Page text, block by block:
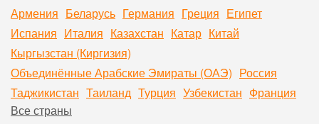
Армения Беларусь Германия Греция Египет
Испания Италия Казахстан Катар Китай
Кыргызстан (Киргизия)
Объединённые Арабские Эмираты (ОАЭ) Россия
Таджикистан Таиланд Турция Узбекистан Франция
Все страны